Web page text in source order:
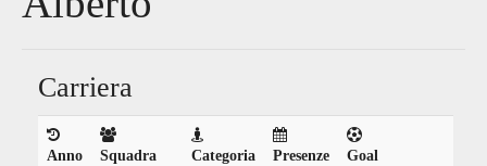
Carriera
Anno Squadra Categoria Presenze
Goal